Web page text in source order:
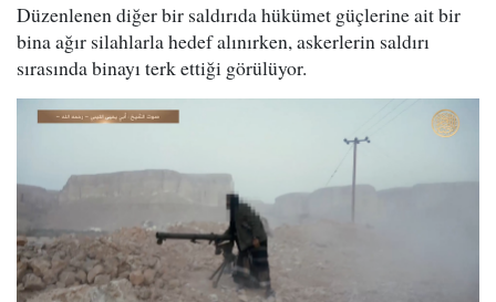
Düzenlenen diğer bir saldırıda hükümet güçlerine ait bir
bina ağır silahlarla hedef alınırken, askerlerin saldırı
sırasında binayı terk ettiği görülüyor.